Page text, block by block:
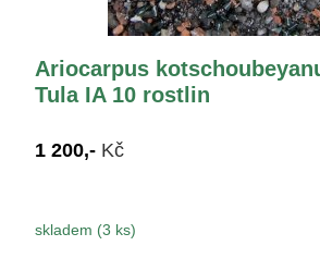
Ariocarpus
Tula IA 10 rostlin
1 200,- Kč
skladem (3 ks)